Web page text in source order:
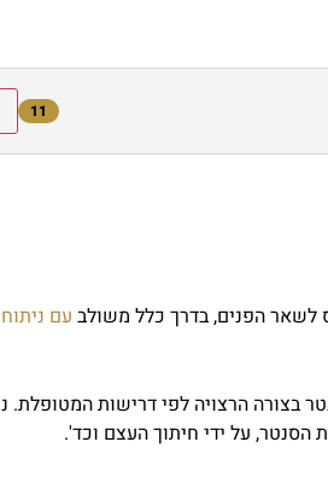
11
לשאר הפנים, בדרך כלל משולב עם
בצורה הרצויה לפי דרישות המטופלת.
על ידי חיתוך העצם וכד'.